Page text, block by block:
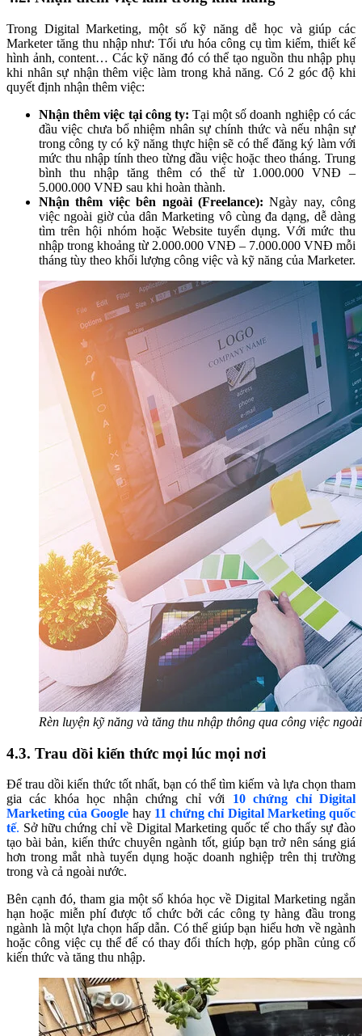
Trong Digital Marketing, một số kỹ năng dễ học và giúp các
Marketer tăng thu nhập như: Tối ưu hóa công cụ tìm kiếm, thiết kế
hình ảnh, content… Các kỹ năng đó có thể tạo nguồn thu nhập phụ
khi nhân sự nhận thêm việc làm trong khả năng. Có 2 góc độ khi
quyết định nhận thêm việc:
Nhận thêm việc tại công ty: Tại một số doanh nghiệp có các
đầu việc chưa bổ nhiệm nhân sự chính thức và nếu nhận sự
trong công ty có kỹ năng thực hiện sẽ có thể đăng ký làm với
mức thu nhập tính theo từng đầu việc hoặc theo tháng. Trung
bình thu nhập tăng thêm có thể từ 1.000.000 VNĐ –
5.000.000 VNĐ sau khi hoàn thành.
Nhận thêm việc bên ngoài (Freelance): Ngày nay, công
việc ngoài giờ của dân Marketing vô cùng đa dạng, dễ dàng
tìm trên hội nhóm hoặc Website tuyển dụng. Với mức thu
nhập trong khoảng từ 2.000.000 VNĐ – 7.000.000 VNĐ mỗi
tháng tùy theo khối lượng công việc và kỹ năng của Marketer.
Rèn luyện kỹ năng và tăng thu nhập thông qua công việc
4.3. Trau dồi kiến thức mọi lúc mọi nơi
Để trau dồi kiến thức tốt nhất, bạn có thể tìm kiếm và lựa chọn tham
gia các khóa học nhận chứng chỉ với 10 chứng chỉ Digital
Marketing của Google hay 11 chứng chỉ Digital Marketing quốc
tế. Sở hữu chứng chỉ về Digital Marketing quốc tế cho thấy sự đào
tạo bài bản, kiến thức chuyên ngành tốt, giúp bạn trở nên sáng giá
hơn trong mắt nhà tuyển dụng hoặc doanh nghiệp trên thị trường
trong và cả ngoài nước.
Bên cạnh đó, tham gia một số khóa học về Digital Marketing ngắn
hạn hoặc miễn phí được tổ chức bởi các công ty hàng đầu trong
ngành là một lựa chọn hấp dẫn. Có thể giúp bạn hiểu hơn về ngành
hoặc công việc cụ thể để có thay đổi thích hợp, góp phần củng cố
kiến thức và tăng thu nhập.